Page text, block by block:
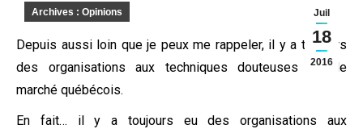
Juil
18
2016
Archives : Opinions
Depuis aussi loin que je peux me rappeler, il y a toujours
des organisations aux techniques douteuses sur le
marché québécois.
En fait… il y a toujours eu des organisations aux